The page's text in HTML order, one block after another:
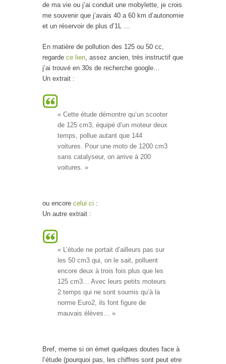
de ma vie ou j’ai conduit une mobylette, je crois
me souvenir que j’avais 40 a 60 km d’autonomie
et un réservoir de plus d’1L …
En matière de pollution des 125 ou 50 cc,
regarde ce lien , assez ancien, très instructif que
j’ai trouvé en 30s de recherche google…
Un extrait :
« Cette étude démontre qu’un scooter
de 125 cm3, équipé d’un moteur deux
temps, pollue autant que 144
voitures. Pour une moto de 1200 cm3
sans catalyseur, on arrive à 200
voitures. »
ou encore celui ci :
Un autre extrait :
« L’étude ne portait d’ailleurs pas sur
les 50 cm3 qui, on le sait, polluent
encore deux à trois fois plus que les
125 cm3… Avec leurs petits moteurs
2 temps qui ne sont soumis qu’à la
norme Euro2, ils font figure de
mauvais élèves… »
Bref, meme si on émet quelques doutes face à
l’étude (pourquoi pas, les chiffres sont peut etre